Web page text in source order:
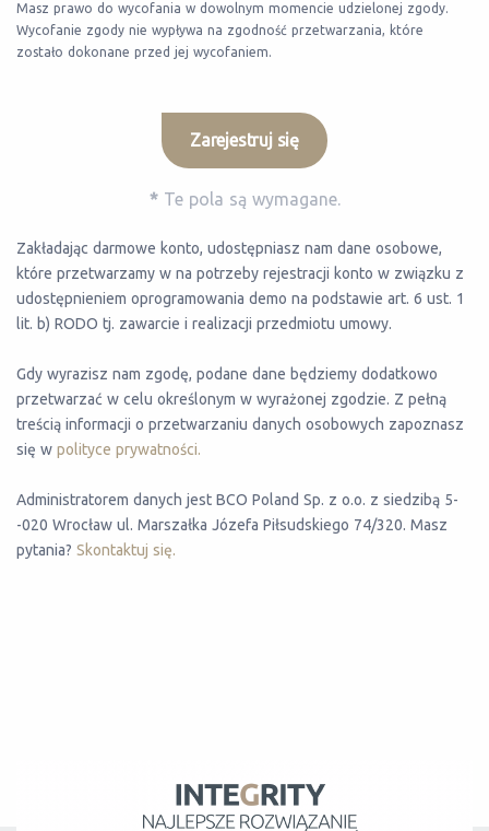
Masz prawo do wycofania w dowolnym momencie udzielonej zgody.
Wycofanie zgody nie wypływa na zgodność przetwarzania, które
zostało dokonane przed jej wycofaniem.
*Te pola są wymagane.
Zakładając darmowe konto, udostępniasz nam dane osobowe,
które przetwarzamy w na potrzeby rejestracji konto w związku z
udostępnieniem oprogramowania demo na podstawie art. 6 ust. 1
lit. b) RODO tj. zawarcie i realizacji przedmiotu umowy.
Gdy wyrazisz nam zgodę, podane dane będziemy dodatkowo
przetwarzać w celu określonym w wyrażonej zgodzie. Z pełną
treścią informacji o przetwarzaniu danych osobowych zapoznasz
się w polityce prywatności.
Administratorem danych jest BCO Poland Sp. z o.o. z siedzibą 5-
-020 Wrocław ul. Marszałka Józefa Piłsudskiego 74/320. Masz
pytania? Skontaktuj się.